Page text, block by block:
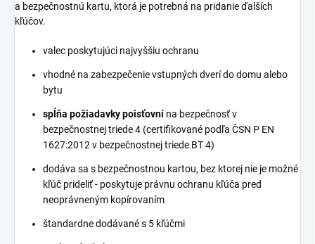
a bezpečnostnú kartu, ktorá je potrebná na pridanie ďalších
kľúčov.
valec poskytujúci najvyššiu ochranu
vhodné na zabezpečenie vstupných dverí do domu alebo
bytu
spĺňa požiadavky poisťovnína bezpečnosť v
bezpečnostnej triede 4 (certifikované podľa ČSN P EN
1627:2012 v bezpečnostnej triede BT 4)
dodáva sa s bezpečnostnou kartou, bez ktorej nie je možné
kľúč prideliť - poskytuje právnu ochranu kľúča pred
neoprávneným kopírovaním
štandardne dodávané s 5 kľúčmi